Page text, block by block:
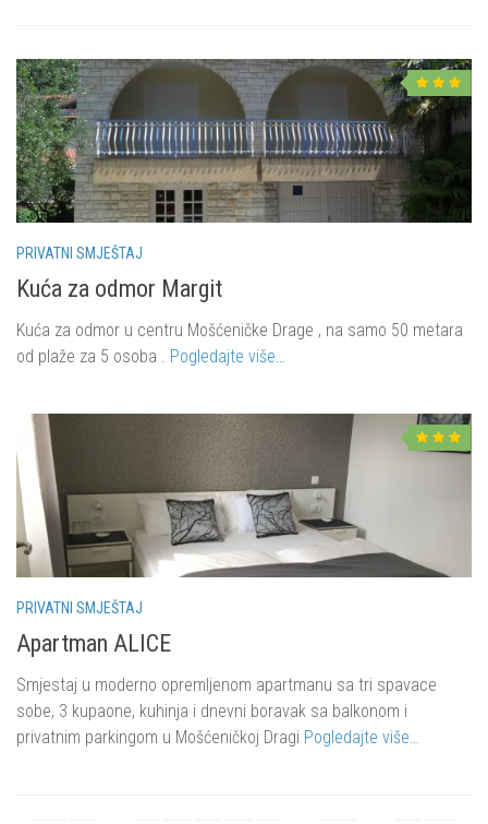
PRIVATNI SMJEŠTAJ
Kuća za odmor Margit
Kuća za odmor u centru Mošćeničke Drage , na samo 50 metara
od plaže za 5 osoba . Pogledajte više…
PRIVATNI SMJEŠTAJ
Apartman ALICE
Smjestaj u moderno opremljenom apartmanu sa tri spavace
sobe, 3 kupaone, kuhinja i dnevni boravak sa balkonom i
privatnim parkingom u Mošćeničkoj Dragi Pogledajte više…